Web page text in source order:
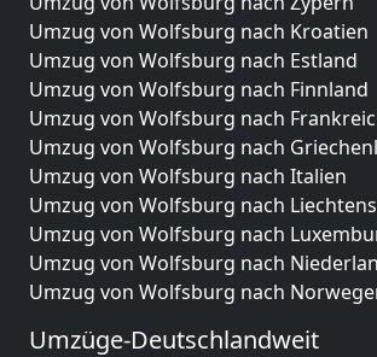
Umzug von Wolfsburg nach Kroatien
Umzug von Wolfsburg nach Estland
Umzug von Wolfsburg nach Finnland
Umzug von Wolfsburg nach
Umzug von Wolfsburg nach
Umzug von Wolfsburg nach Italien
Umzug von Wolfsburg nach
Umzug von Wolfsburg nach
Umzug von Wolfsburg nach
Umzug von Wolfsburg nach
Umzüge-Deutschlandweit